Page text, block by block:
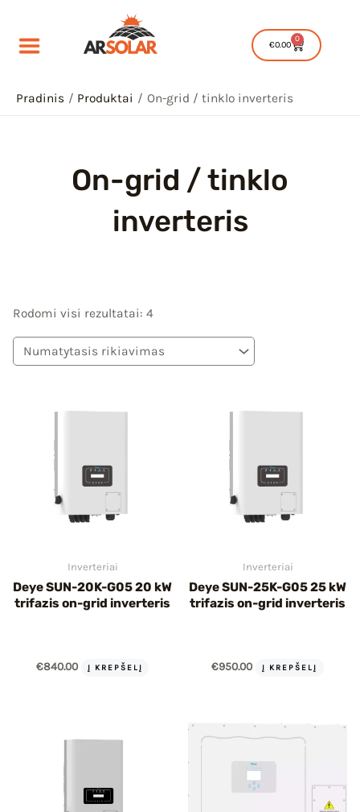
turinio
€0.00
0
Cart
Pradinis Produktai On-grid / tinklo inverteris
On-grid / tinklo
inverteris
Rodomi visi rezultatai: 4
Inverteriai
Deye SUN-20K-G05 20 kW
trifazis on-grid inverteris
€840.00 Į KREPŠELĮ
Inverteriai
Deye SUN-25K-G05 25 kW
trifazis on-grid inverteris
€950.00 Į KREPŠELĮ